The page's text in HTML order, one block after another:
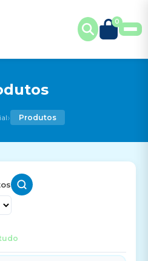
0
› Produtos